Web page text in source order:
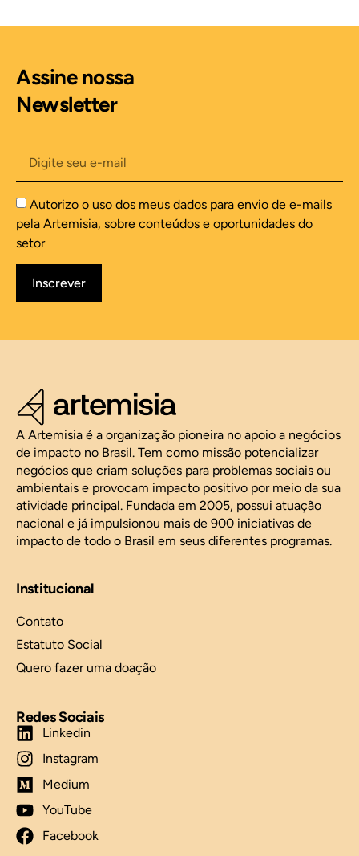
Assine nossa
Newsletter
Autorizo o uso dos meus dados para envio de e-mails
pela Artemisia, sobre conteúdos e oportunidades do
setor
Inscrever
A Artemisia é a organização pioneira no apoio a negócios
de impacto no Brasil. Tem como missão potencializar
negócios que criam soluções para problemas sociais ou
ambientais e provocam impacto positivo por meio da sua
atividade principal. Fundada em 2005, possui atuação
nacional e já impulsionou mais de 900 iniciativas de
impacto de todo o Brasil em seus diferentes programas.
Institucional
Contato
Estatuto Social
Quero fazer uma doação
Redes Sociais
Linkedin
Instagram
Medium
YouTube
Facebook